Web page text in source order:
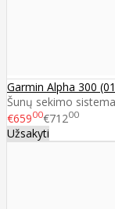
Garmin Alpha 300
Šunų sekimo
€65900€71200
Užsakyti